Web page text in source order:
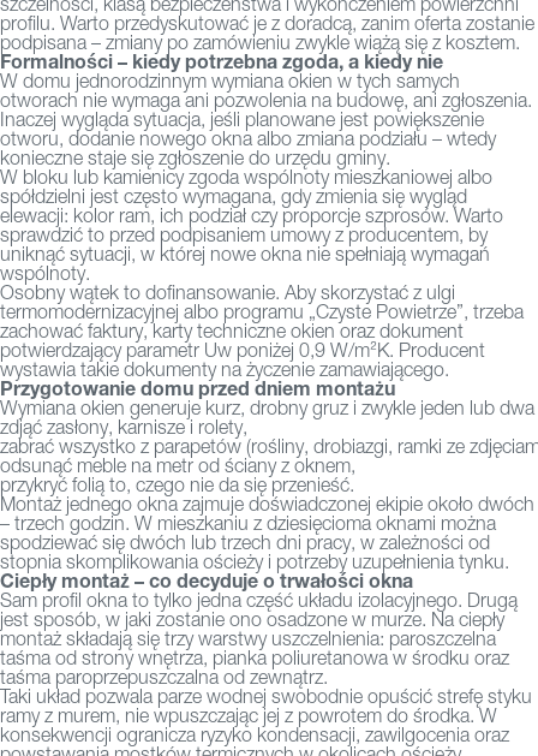
profilu. Warto przedyskutować je z doradcą, zanim oferta zostanie
podpisana – zmiany po zamówieniu zwykle wiążą się z kosztem.
Formalności – kiedy potrzebna zgoda, a kiedy nie
W domu jednorodzinnym wymiana okien w tych samych
otworach nie wymaga ani pozwolenia na budowę, ani zgłoszenia.
Inaczej wygląda sytuacja, jeśli planowane jest powiększenie
otworu, dodanie nowego okna albo zmiana podziału – wtedy
konieczne staje się zgłoszenie do urzędu gminy.
W bloku lub kamienicy zgoda wspólnoty mieszkaniowej albo
spółdzielni jest często wymagana, gdy zmienia się wygląd
elewacji: kolor ram, ich podział czy proporcje szprosów. Warto
sprawdzić to przed podpisaniem umowy z producentem, by
uniknąć sytuacji, w której nowe okna nie spełniają wymagań
wspólnoty.
Osobny wątek to dofinansowanie. Aby skorzystać z ulgi
termomodernizacyjnej albo programu „Czyste Powietrze”, trzeba
zachować faktury, karty techniczne okien oraz dokument
potwierdzający parametr Uw poniżej 0,9 W/m²K. Producent
wystawia takie dokumenty na życzenie zamawiającego.
Przygotowanie domu przed dniem montażu
Wymiana okien generuje kurz, drobny gruz i zwykle jeden lub
zdjąć zasłony, karnisze i rolety,
zabrać wszystko z parapetów (rośliny, drobiazgi, ramki ze
odsunąć meble na metr od ściany z oknem,
przykryć folią to, czego nie da się przenieść.
Montaż jednego okna zajmuje doświadczonej ekipie około dwóch
– trzech godzin. W mieszkaniu z dziesięcioma oknami można
spodziewać się dwóch lub trzech dni pracy, w zależności od
stopnia skomplikowania ościeży i potrzeby uzupełnienia tynku.
Ciepły montaż – co decyduje o trwałości okna
Sam profil okna to tylko jedna część układu izolacyjnego. Drugą
jest sposób, w jaki zostanie ono osadzone w murze. Na ciepły
montaż składają się trzy warstwy uszczelnienia: paroszczelna
taśma od strony wnętrza, pianka poliuretanowa w środku oraz
taśma paroprzepuszczalna od zewnątrz.
Taki układ pozwala parze wodnej swobodnie opuścić strefę styku
ramy z murem, nie wpuszczając jej z powrotem do środka. W
konsekwencji ogranicza ryzyko kondensacji, zawilgocenia oraz